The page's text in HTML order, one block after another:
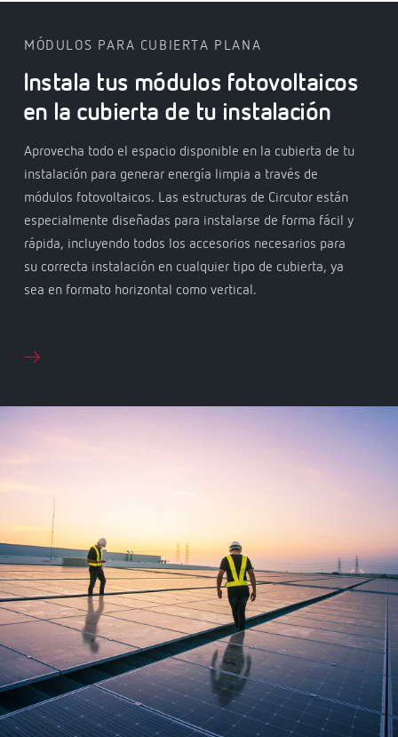
MÓDULOS PARA CUBIERTA PLANA
Instala tus módulos fotovoltaicos
en la cubierta de tu instalación
Aprovecha todo el espacio disponible en la cubierta de tu
instalación para generar energía limpia a través de
módulos fotovoltaicos. Las estructuras de Circutor están
especialmente diseñadas para instalarse de forma fácil y
rápida, incluyendo todos los accesorios necesarios para
su correcta instalación en cualquier tipo de cubierta, ya
sea en formato horizontal como vertical.